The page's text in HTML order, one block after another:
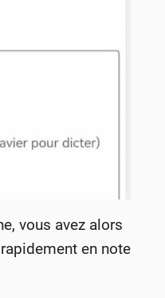
vous avez alors
en note